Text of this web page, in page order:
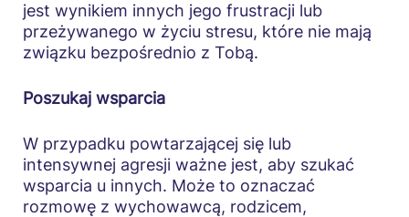
jest wynikiem innych jego frustracji lub
przeżywanego w życiu stresu, które nie mają
związku bezpośrednio z Tobą.
Poszukaj wsparcia
W przypadku powtarzającej się lub
intensywnej agresji ważne jest, aby szukać
wsparcia u innych. Może to oznaczać
rozmowę z wychowawcą, rodzicem,